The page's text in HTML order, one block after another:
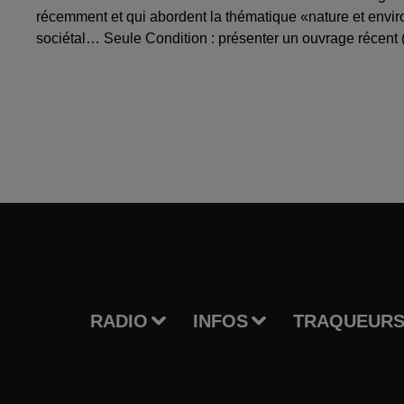
récemment et qui abordent la thématique «nature et
sociétal… Seule Condition : présenter un ouvrage récent
RADIO INFOS